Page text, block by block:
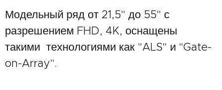
Модельный ряд от 21,5" до 55" с
разрешением FHD, 4K, оснащены
такими технологиями как "ALS" и "Gate-
on-Array".